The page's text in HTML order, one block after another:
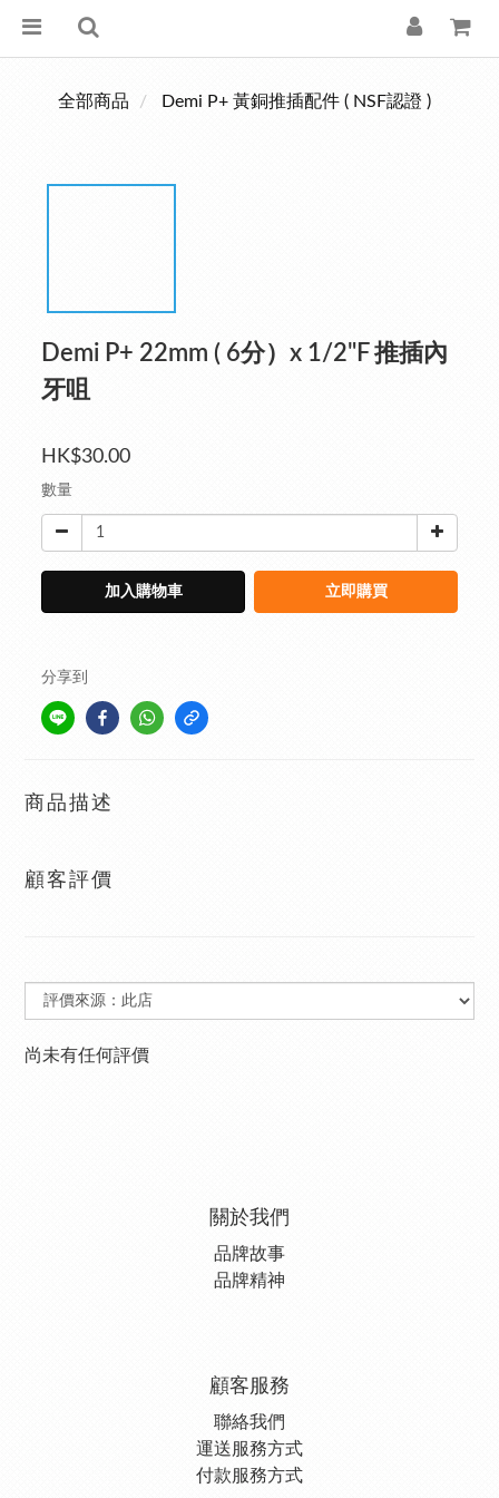
全部商品 Demi P+ 黃銅推插配件 ( NSF認證 )
Demi P+ 22mm ( 6分）x 1/2"F 推插內
牙咀
HK$30.00
數量
加入購物車 立即購買
分享到
商品描述
顧客評價
尚未有任何評價
關於我們
品牌故事
品牌精神
顧客服務
聯絡我們
運送服務方式
付款服務方式